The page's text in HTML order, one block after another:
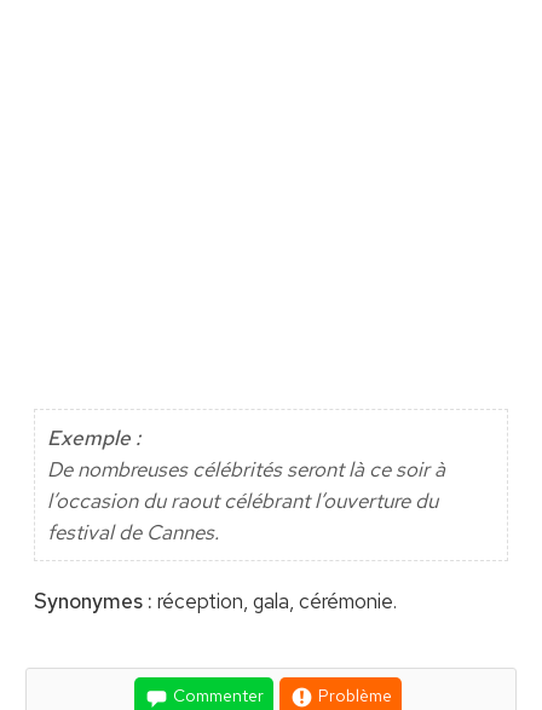
Exemple :
De nombreuses célébrités seront là ce soir à
l’occasion du raout célébrant l’ouverture du
festival de Cannes.
Synonymes : réception, gala, cérémonie.
Commenter Problème